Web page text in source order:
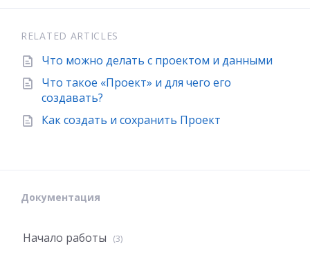
RELATED ARTICLES
Что можно делать с проектом и данными
Что такое «Проект» и для чего его
создавать?
Как создать и сохранить Проект
Документация
Начало работы (3)